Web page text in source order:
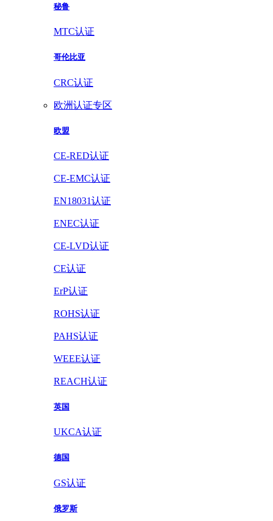
秘鲁
MTC认证
哥伦比亚
CRC认证
欧洲认证专区
欧盟
CE-RED认证
CE-EMC认证
EN18031认证
ENEC认证
CE-LVD认证
CE认证
ErP认证
ROHS认证
PAHS认证
WEEE认证
REACH认证
英国
UKCA认证
德国
GS认证
俄罗斯